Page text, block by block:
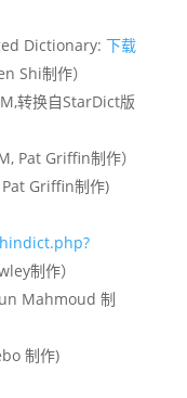
Dictionary: 下载
Shi制作）
转换自StarDict版
Pat Griffin制作）
Griffin制作)
制作）
Mahmoud 制
制作)